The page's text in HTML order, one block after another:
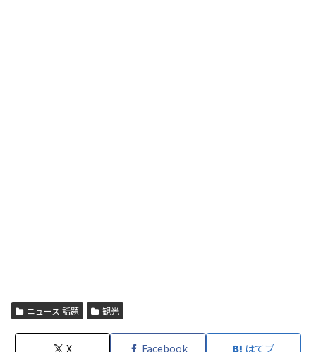
ニュース 話題 観光
X Facebook はてブ